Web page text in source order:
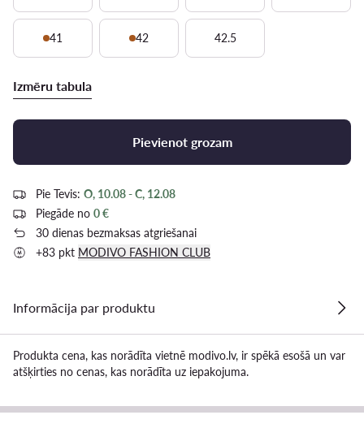
41 42 42.5
Izmēru tabula
Pievienot grozam
Pie Tevis: O, 10.08 - C, 12.08
Piegāde no 0 €
30 dienas bezmaksas atgriešanai
+83 pkt MODIVO FASHION CLUB
Informācija par produktu
Produkta cena, kas norādīta vietnē modivo.lv, ir spēkā esošā un var
atšķirties no cenas, kas norādīta uz iepakojuma.